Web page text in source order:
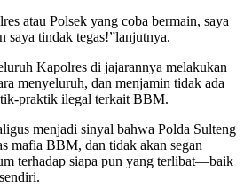
atau Polsek yang coba bermain, saya
saya tindak tegas!”lanjutnya.
Kapolres di jajarannya melakukan
menyeluruh, dan menjamin tidak ada
praktik ilegal terkait BBM.
menjadi sinyal bahwa Polda Sulteng
mafia BBM, dan tidak akan segan
terhadap siapa pun yang terlibat—baik